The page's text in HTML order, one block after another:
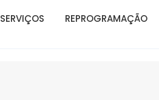
SERVIÇOS
REPROGRAMAÇÃO